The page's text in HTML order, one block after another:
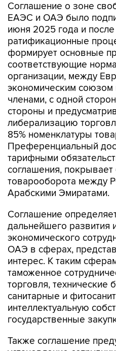
Соглашение о зоне
ЕАЭС и ОАЭ было
июня 2025 года и после
ратификационные
формирует основные
соответствующие
организации, между
экономическим союзом
членами, с одной
стороны и
либерализацию
85% номенклатуры
Преференциальный
тарифными
соглашения,
товарооборота между
Арабскими Эмиратами.
Соглашение
дальнейшего развития
экономического
ОАЭ в сферах,
интерес. К таким
таможенное
торговля, технические
санитарные и
интеллектуальную
государственные
Также соглашение